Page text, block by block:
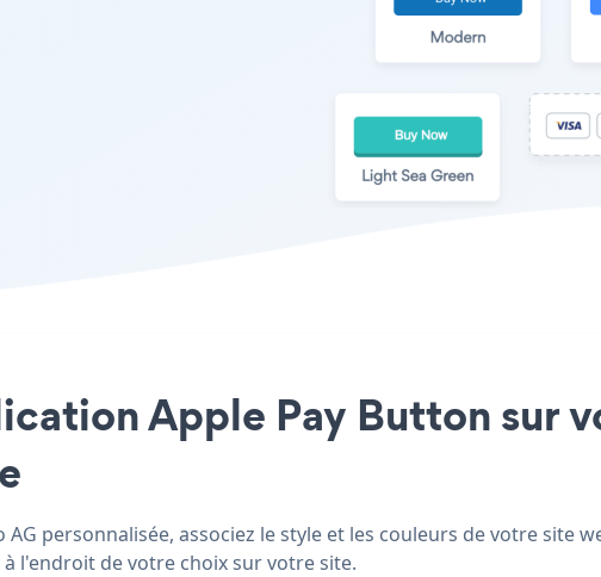
Apple Pay Button sur
personnalisée, associez le style et les couleurs de votre site
l'endroit de votre choix sur votre site.